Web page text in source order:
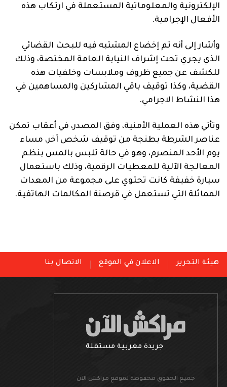
الإلكترونية والمعلوماتية المستعملة في ارتكاب هذه
الأفعال الإجرامية.
وأشار إلى أنه تم إخضاع المشتبه فيه للبحث القضائي
الذي يجري تحت إشراف النيابة العامة المختصة، وذلك
للكشف عن جميع ظروف وملابسات وخلفيات هذه
القضية، وكذا توقيف باقي المشاركين والمساهمين في
هذا النشاط الاجرامي.
وتأتي هذه العملية الأمنية، وفق المصدر، في أعقاب تمكن
عناصر الشرطة بطنجة من توقيف شخص آخر، مساء
يوم الأحد المنصرم، وهو في حالة تلبس بالمس بنظم
المعالجة الآلية للمعطيات الرقمية، وذلك باستعمال
سيارة خفيفة كانت تحتوي على مجموعة من المعدات
المماثلة التي تستعمل في قرصنة المكالمات الهاتفية.
هيئة التحرير الاعلان في الموقع الاتصال بنا
جريدة مغربية مستقلة
جميع الحقوق محفوظة لموقع مراكش الآن